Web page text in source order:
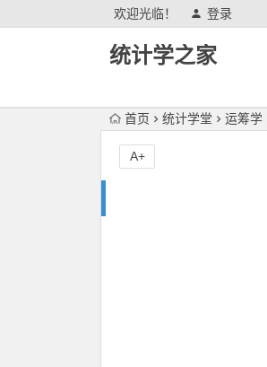
欢迎光临！ 登录
统计学之家
首页 统计学堂 运筹学
A+